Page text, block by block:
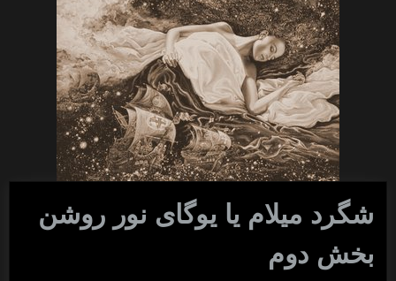
شگرد میلام یا یوگای نور روشن
بخش دوم